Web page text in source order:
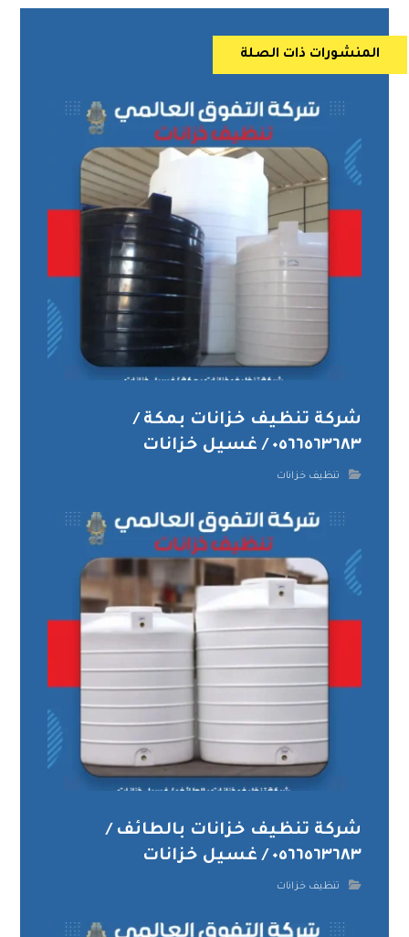
المنشورات ذات الصلة
شركة تنظيف خزانات بمكة /
٠٥٦٦٥٦٣٦٨٣ / غسيل خزانات
تنظيف خزانات
شركة تنظيف خزانات بالطائف /
٠٥٦٦٥٦٣٦٨٣ / غسيل خزانات
تنظيف خزانات